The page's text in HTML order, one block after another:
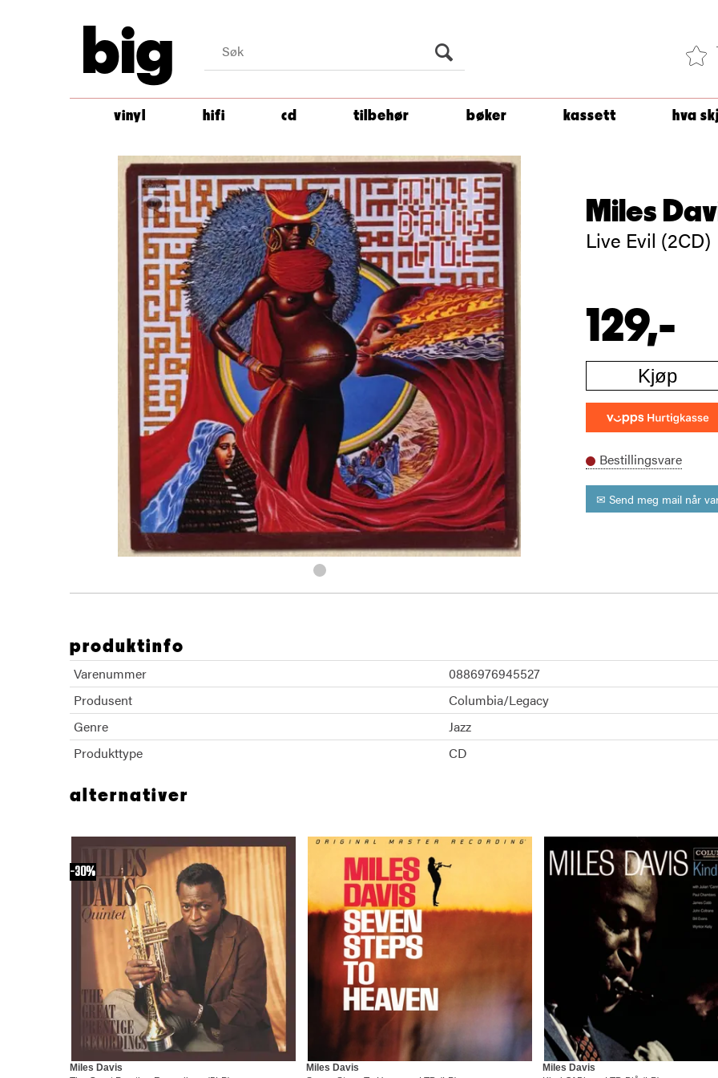
big
vinyl hifi cd tilbehør bøker kassett hva
Miles
Live Evil (2CD)
129,-
Kjøp
Bestillingsvare
✉ Send meg mail når
produktinfo
Varenummer
0886976945527
Produsent
Columbia/Legacy
Genre
Jazz
Produkttype
CD
alternativer
30%
Miles Davis
Miles Davis
Miles Davis